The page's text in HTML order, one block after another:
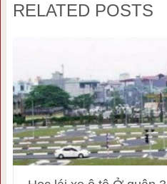
RELATED POSTS